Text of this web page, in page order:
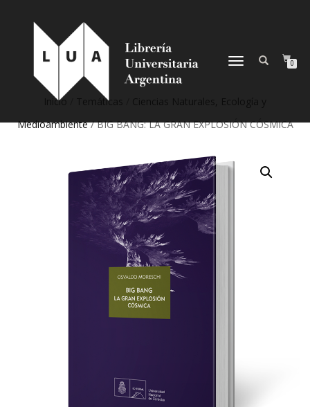
NAVEGACIÓN
0
Inicio Temáticas
Medioambiente/ BIG BANG: LA GRAN EXPLOSIÓN CÓSMICA